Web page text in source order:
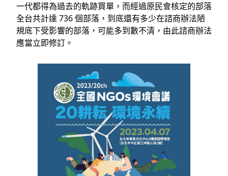
⼀代都得為過去的軌跡買單，⽽經過原⺠會核定的部落
全台共計達 736 個部落，到底還有多少在諮商辦法陋
規底下受影響的部落，可能多到數不清，由此諮商辦法
應當⽴即修訂。